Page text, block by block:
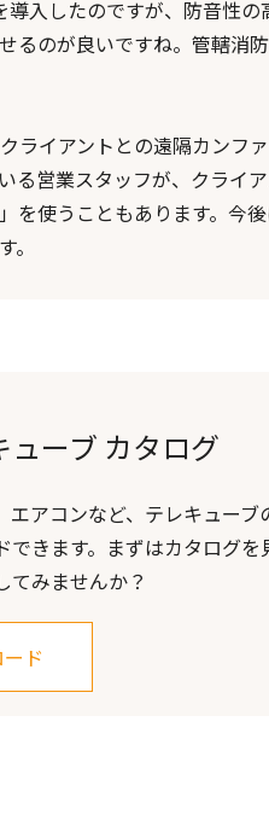
入したのですが、防音性
るのが良いですね。管轄消
ライアントとの遠隔カンフ
る営業スタッフが、クライ
を使うこともあります。今
ューブ カタログ
アコンなど、テレキューブ
できます。まずはカタログを
てみませんか？
ド